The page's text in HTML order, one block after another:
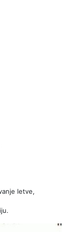
letve,